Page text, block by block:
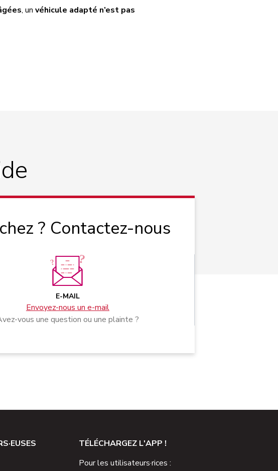
, unvéhicule adapté n’est pas
? Contactez-nous
E-MAIL
Envoyez-nous un e-mail
vous une question ou une plainte ?
TÉLÉCHARGEZ L'APP !
Pour les utilisateurs·rices :